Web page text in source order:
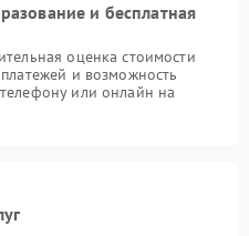
и бесплатная
оценка стоимости
и возможность
или онлайн на